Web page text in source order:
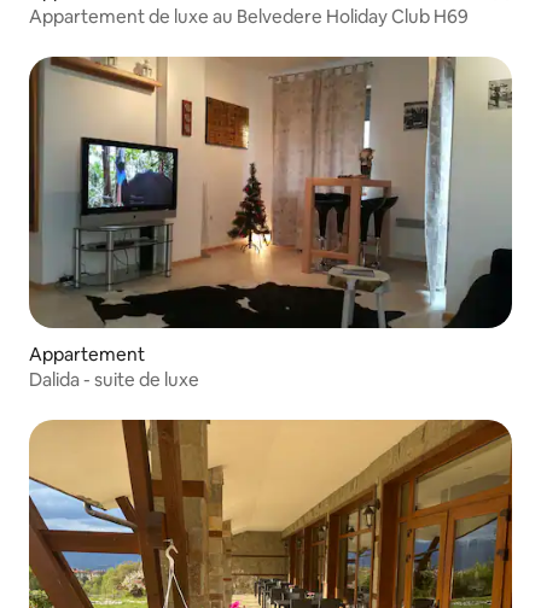
Appartement de luxe au Belvedere Holiday Club H69
Appartement
Dalida - suite de luxe